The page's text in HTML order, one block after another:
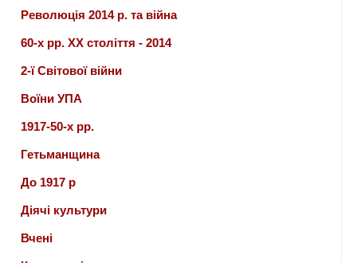
Революція 2014 р. та війна
60-х рр. ХХ століття - 2014
2-ї Світової війни
Воїни УПА
1917-50-х рр.
Гетьманщина
До 1917 р
Діячі культури
Вчені